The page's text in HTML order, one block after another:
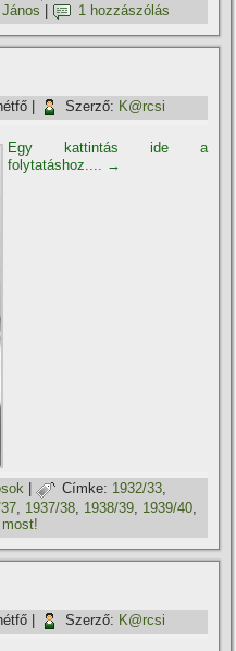
János 1 hozzászólás
Szerző: K@rcsi
Egy kattintás ide a
folytatáshoz....
→
| Címke: 1932/33,
1937/38 1938/39 1939/40
Szerző: K@rcsi